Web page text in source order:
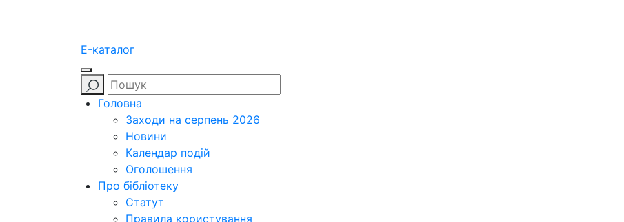
E-каталог
Головна
Заходи на серпень 2026
Новини
Календар подій
Оголошення
Про бібліотеку
Статут
Правила користування